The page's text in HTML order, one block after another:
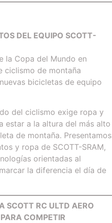
DEL EQUIPO SCOTT-
la Copa del Mundo en
ciclismo de montaña
bicicletas de equipo
del ciclismo exige ropa y
estar a la altura del más alto
de montaña. Presentamos
y ropa de SCOTT-SRAM,
orientadas al
la diferencia el día de
SCOTT RC ULTD AERO
COMPETIR